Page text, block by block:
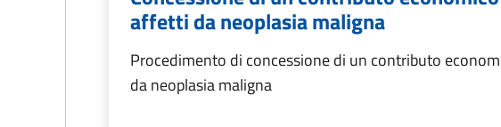
affetti da neoplasia maligna
Procedimento di concessione di un contributo
da neoplasia maligna